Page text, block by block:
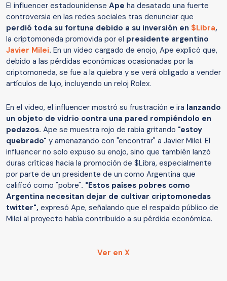
El influencer estadounidense Ape ha desatado una fuerte
controversia en las redes sociales tras denunciar que
perdió toda su fortuna debido a su inversión en $Libra,
la criptomoneda promovida por el presidente argentino
Javier Milei. En un video cargado de enojo, Ape explicó que,
debido a las pérdidas económicas ocasionadas por la
criptomoneda, se fue a la quiebra y se verá obligado a vender
artículos de lujo, incluyendo un reloj Rolex.
En el video, el influencer mostró su frustración e ira lanzando
un objeto de vidrio contra una pared rompiéndolo en
pedazos. Ape se muestra rojo de rabia gritando "estoy
quebrado" y amenazando con "encontrar" a Javier Milei. El
influencer no solo expuso su enojo, sino que también lanzó
duras críticas hacia la promoción de $Libra, especialmente
por parte de un presidente de un como Argentina que
calificó como "pobre". "Estos países pobres como
Argentina necesitan dejar de cultivar criptomonedas
twitter", expresó Ape, señalando que el respaldo público de
Milei al proyecto había contribuido a su pérdida económica.
Ver en X